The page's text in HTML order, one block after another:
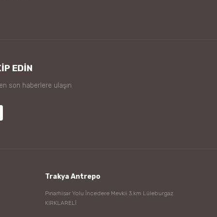
EDİN
son haberlere ulaşın
Trakya Antrepo
Pınarhisar Yolu İncedere Mevkii 3.km Lüleburgaz
KIRKLARELİ